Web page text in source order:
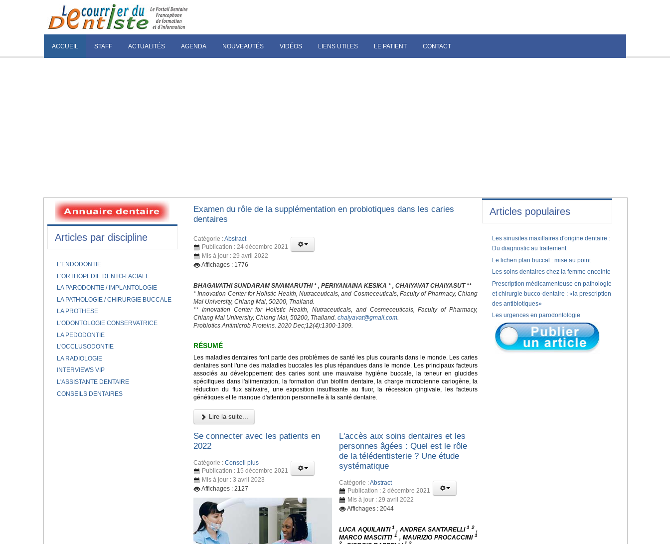
ACCUEIL STAFF ACTUALITÉS AGENDA NOUVEAUTÉS VIDÉOS LIENS UTILES LE PATIENT CONTACT
Examen du rôle de la supplémentation en probiotiques dans les caries
dentaires
Catégorie :Abstract
Publication : 24 décembre 2021
Mis à jour : 29 avril 2022
Affichages : 1776
BHAGAVATHI SUNDARAM SIVAMARUTHI * , PERIYANAINA KESIKA * , CHAIYAVAT CHAIYASUT **
* Innovation Center for Holistic Health, Nutraceuticals, and Cosmeceuticals, Faculty of Pharmacy, Chiang
Mai University, Chiang Mai, 50200, Thailand.
** Innovation Center for Holistic Health, Nutraceuticals, and Cosmeceuticals, Faculty of Pharmacy,
Chiang Mai University, Chiang Mai, 50200, Thailand. chaiyavat@gmail.com
Probiotics Antimicrob Proteins. 2020 Dec;12(4):1300-1309.
RÉSUMÉ
Les maladies dentaires font partie des problèmes de santé les plus courants dans le monde. Les caries
dentaires sont l'une des maladies buccales les plus répandues dans le monde. Les principaux facteurs
associés au développement des caries sont une mauvaise hygiène buccale, la teneur en glucides
spécifiques dans l'alimentation, la formation d'un biofilm dentaire, la charge microbienne cariogène, la
réduction du flux salivaire, une exposition insuffisante au fluor, la récession gingivale, les facteurs
génétiques et le manque d'attention personnelle à la santé dentaire.
Lire la suite...
Se connecter avec les patients en
2022
Catégorie : Conseil plus
Publication : 15 décembre 2021
Mis à jour : 3 avril 2023
Affichages : 2127
L'accès aux soins dentaires et les
personnes âgées : Quel est le rôle
de la télédentisterie ? Une étude
systématique
Catégorie :Abstract
Publication : 2 décembre 2021
Mis à jour : 29 avril 2022
Affichages : 2044
LUCA AQUILANTI 1 , ANDREA SANTARELLI1 2 ,
MARCO MASCITTI 1 , MAURIZIO PROCACCINI 1
Articles par discipline
L'ENDODONTIE
L'ORTHOPEDIE DENTO-FACIALE
LA PARODONTIE / IMPLANTOLOGIE
LA PATHOLOGIE / CHIRURGIE BUCCALE
LA PROTHESE
L'ODONTOLOGIE CONSERVATRICE
LA PEDODONTIE
L'OCCLUSODONTIE
LA RADIOLOGIE
INTERVIEWS VIP
L'ASSISTANTE DENTAIRE
CONSEILS DENTAIRES
Articles populaires
Les sinusites maxillaires d'origine dentaire :
Du diagnostic au traitement
Le lichen plan buccal : mise au point
Les soins dentaires chez la femme enceinte
Prescription médicamenteuse en pathologie
et chirurgie bucco-dentaire : «la prescription
des antibiotiques»
Les urgences en parodontologie